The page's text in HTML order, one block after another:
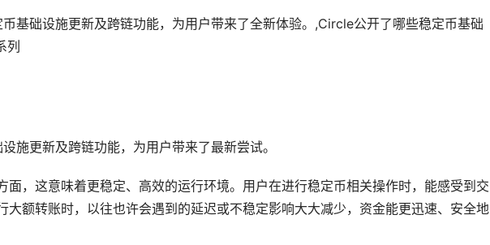
基础设施更新及跨链功能，为用户带来了全新体验。,Circle公开了哪些稳定币基础
列
施更新及跨链功能，为用户带来了最新尝试。
面，这意味着更稳定、高效的运行环境。用户在进行稳定币相关操作时，能感受到交
大额转账时，以往也许会遇到的延迟或不稳定影响大大减少，资金能更迅速、安全地